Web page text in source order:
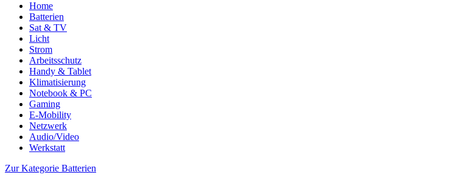
Home
Batterien
Sat & TV
Licht
Strom
Arbeitsschutz
Handy & Tablet
Klimatisierung
Notebook & PC
Gaming
E-Mobility
Netzwerk
Audio/Video
Werkstatt
Zur Kategorie Batterien